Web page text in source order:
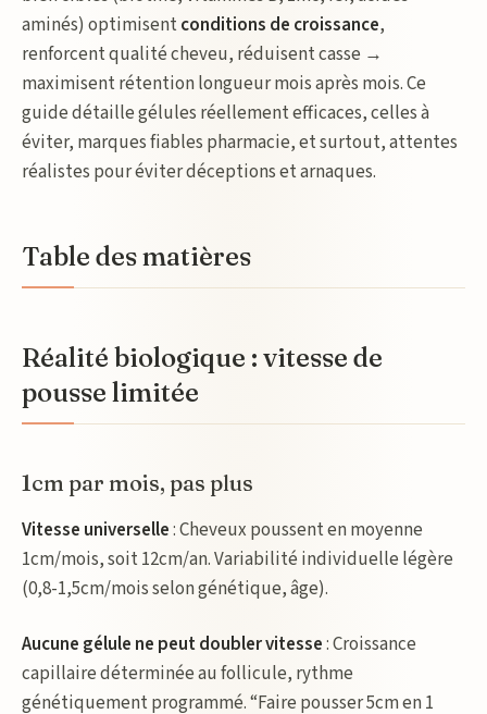
aminés) optimisentconditions de croissance,
renforcent qualité cheveu, réduisent casse →
maximisent rétention longueur mois après mois. Ce
guide détaille gélules réellement efficaces, celles à
éviter, marques fiables pharmacie, et surtout, attentes
réalistes pour éviter déceptions et arnaques.
Table des matières
Réalité biologique : vitesse de
pousse limitée
1cm par mois, pas plus
Vitesse universelle: Cheveux poussent en moyenne
1cm/mois, soit 12cm/an. Variabilité individuelle légère
(0,8-1,5cm/mois selon génétique, âge).
Aucune gélule ne peut doubler vitesse: Croissance
capillaire déterminée au follicule, rythme
génétiquement programmé. “Faire pousser 5cm en 1